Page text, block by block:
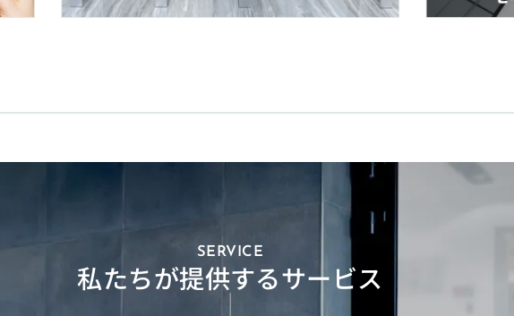
SERVICE
私たちが提供するサービス